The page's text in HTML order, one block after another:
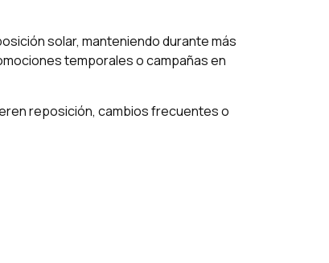
solar, manteniendo durante más
temporales o campañas en
reposición, cambios frecuentes o